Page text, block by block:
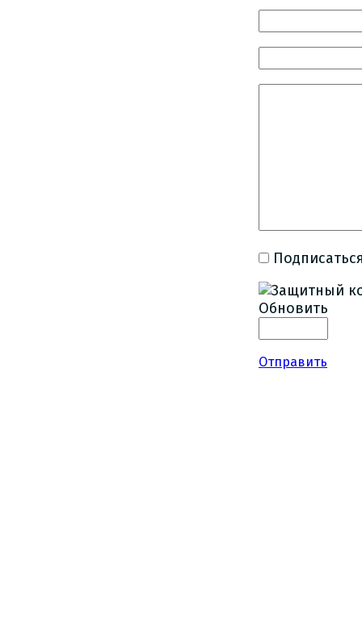
Обновить
Отправить